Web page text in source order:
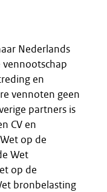
Nederlands
en
vennoten geen
partners is
CV en
op de
Wet
op de
bronbelasting